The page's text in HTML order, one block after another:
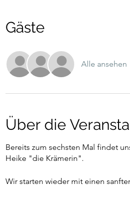
Gäste
Alle ansehen
Über die
Bereits zum sechsten Mal findet
Heike "die Krämerin".
Wir starten wieder mit einen